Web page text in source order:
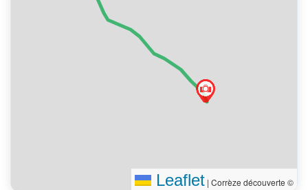
Leaflet | Corrèze découverte ©